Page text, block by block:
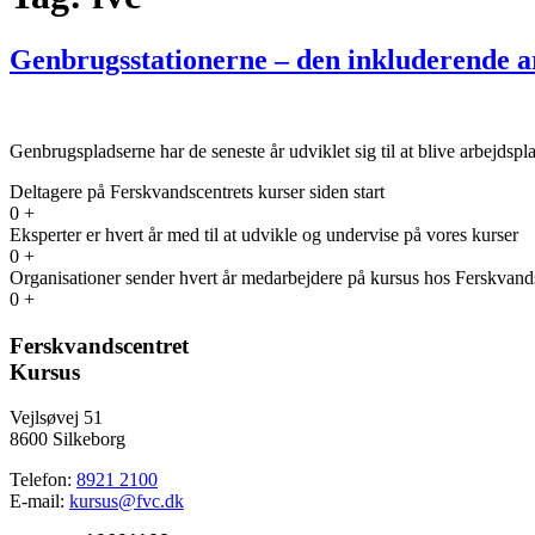
Genbrugsstationerne – den inkluderende
Genbrugspladserne har de seneste år udviklet sig til at blive
Deltagere på Ferskvandscentrets kurser siden start
0 +
Eksperter er hvert år med til at udvikle og undervise på vores kurser
0 +
Organisationer sender hvert år medarbejdere på kursus hos
0 +
Ferskvandscentret
Kursus
Vejlsøvej 51
8600 Silkeborg
Telefon: 8921 2100
E-mail: kursus@fvc.dk